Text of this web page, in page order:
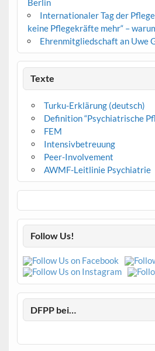
Berlin
Internationaler Tag der
keine Pflegekräfte mehr“ –
Ehrenmitgliedschaft an Uwe
Texte
Turku-Erklärung (deutsch)
Definition “Psychiatrische
FEM
Intensivbetreuung
Peer-Involvement
AWMF-Leitlinie Psychiatrie
Follow Us!
DFPP bei…